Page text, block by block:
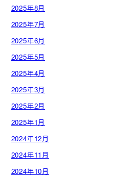
2025年8月
2025年7月
2025年6月
2025年5月
2025年4月
2025年3月
2025年2月
2025年1月
2024年12月
2024年11月
2024年10月